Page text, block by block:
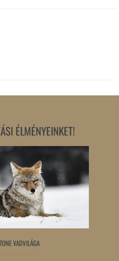
ÉLMÉNYEINKET!
VADVILÁGA